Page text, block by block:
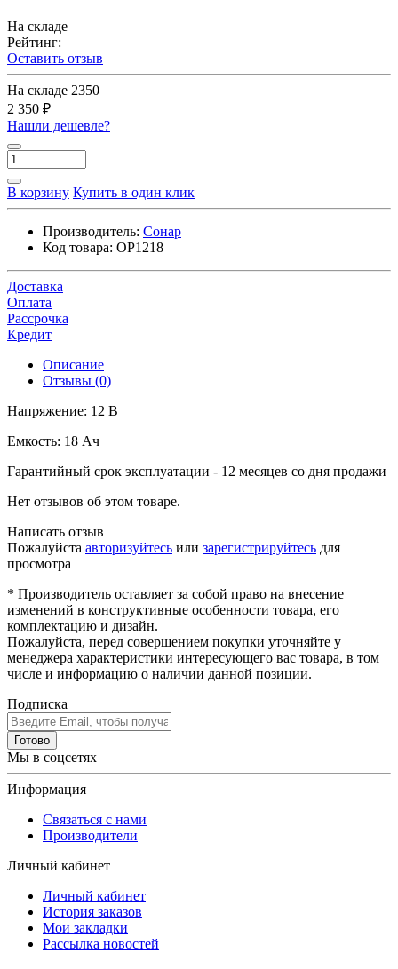
На складе
Рейтинг:
Оставить отзыв
На складе 2350
2 350 ₽
Нашли дешевле?
В корзину Купить в один клик
Производитель: Сонар
Код товара: OP1218
Доставка
Оплата
Рассрочка
Кредит
Описание
Отзывы (0)
Напряжение: 12 В
Емкость: 18 Ач
Гарантийный срок эксплуатации - 12 месяцев со дня продажи
Нет отзывов об этом товаре.
Написать отзыв
Пожалуйста авторизуйтесь или зарегистрируйтесь для
просмотра
* Производитель оставляет за собой право на внесение
изменений в конструктивные особенности товара, его
комплектацию и дизайн.
Пожалуйста, перед совершением покупки уточняйте у
менеджера характеристики интересующего вас товара, в том
числе и информацию о наличии данной позиции.
Подписка
Готово
Мы в соцсетях
Информация
Связаться с нами
Производители
Личный кабинет
Личный кабинет
История заказов
Мои закладки
Рассылка новостей